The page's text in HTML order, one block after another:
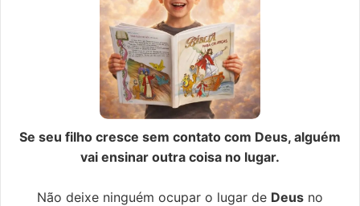
Se seu filho cresce sem contato com Deus, alguém
vai ensinar outra coisa no lugar.
Não deixe ninguém ocupar o lugar de Deus no